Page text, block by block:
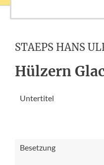
STAEPS HANS
Hülzern
Untertitel
Besetzung